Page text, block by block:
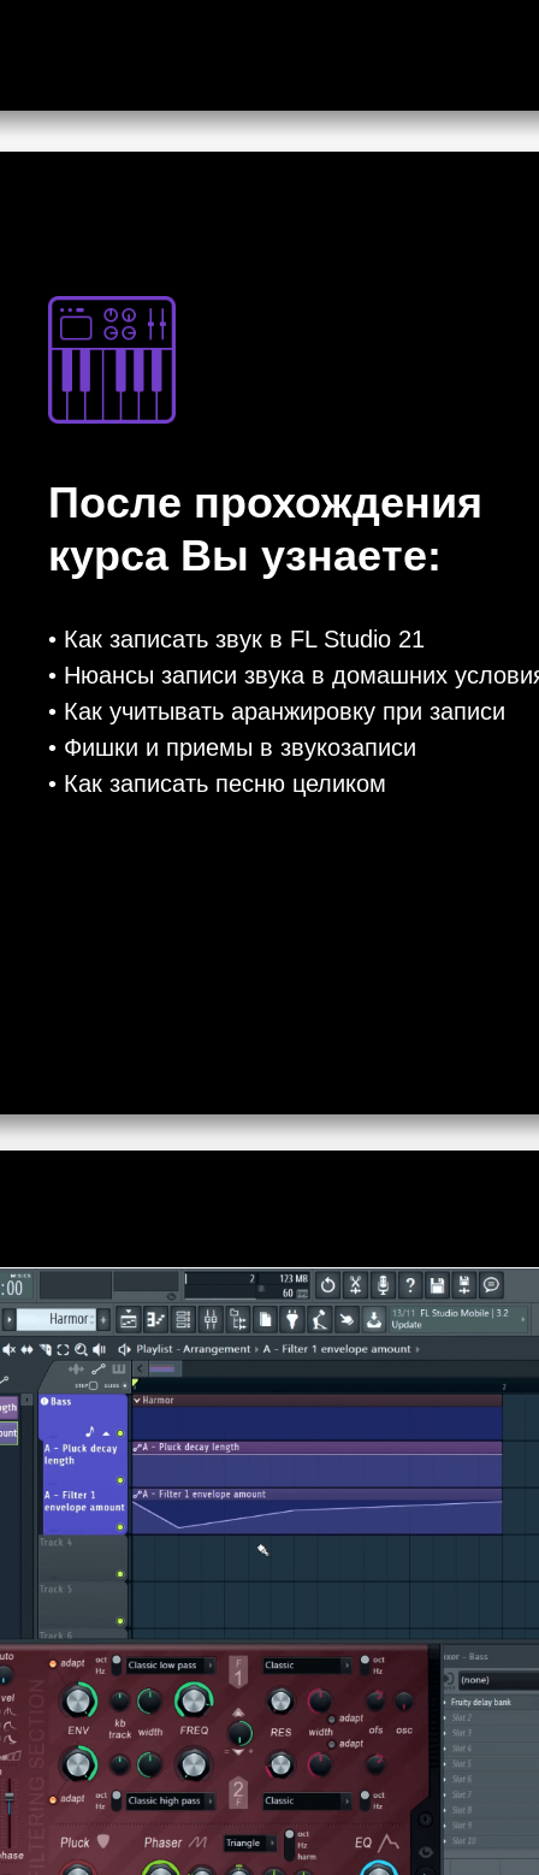
• Как записать звук в FL Studio 21
• Нюансы записи звука в домашних
• Как учитывать аранжировку при записи
• Фишки и приемы в звукозаписи
• Как записать песню целиком
После прохождения
курса Вы узнаете: